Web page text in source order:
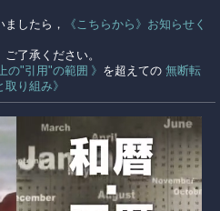
したら，
《こちらから》お知らせく
了承ください。
の"引用"の範囲 》 を超えての 無断転
り組み》